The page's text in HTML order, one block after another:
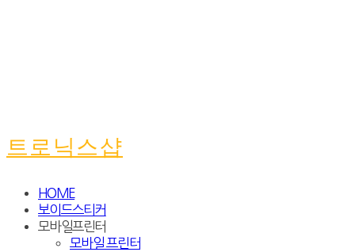
트로닉스샵
HOME
보이드스티커
모바일프린터
모바일 프린터